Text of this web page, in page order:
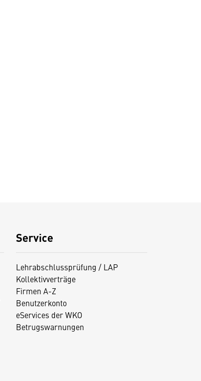
Service
Lehrabschlussprüfung / LAP
Kollektivverträge
Firmen A-Z
Benutzerkonto
eServices der WKO
Betrugswarnungen